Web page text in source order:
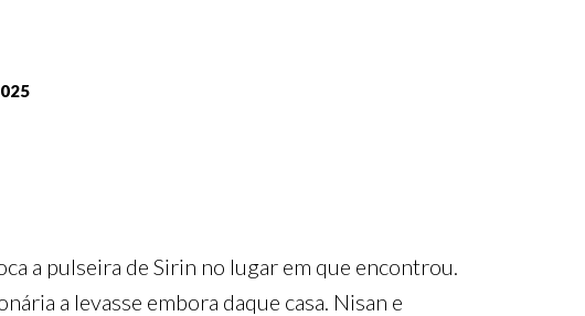
a pulseira de Sirin no lugar em que encontrou.
a levasse embora daque casa. Nisan e